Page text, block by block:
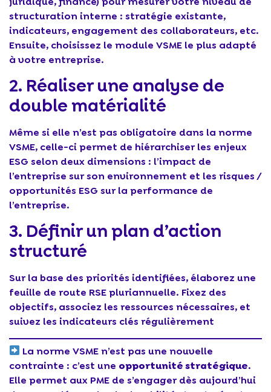
structuration interne : stratégie existante,
indicateurs, engagement des collaborateurs, etc.
Ensuite, choisissez le module VSME le plus adapté
à votre entreprise.
2. Réaliser une analyse de
double matérialité
Même si elle n’est pas obligatoire dans la norme
VSME, celle-ci permet de hiérarchiser les enjeux
ESG selon deux dimensions : l’impact de
l’entreprise sur son environnement et les risques /
opportunités ESG sur la performance de
l’entreprise.
3. Définir un plan d’action
structuré
Sur la base des priorités identifiées, élaborez une
feuille de route RSE pluriannuelle. Fixez des
objectifs, associez les ressources nécessaires, et
suivez les indicateurs clés régulièrement
La norme VSME n’est pas une nouvelle
contrainte : c’est une opportunité stratégique.
Elle permet aux PME de s’engager dès aujourd’hui